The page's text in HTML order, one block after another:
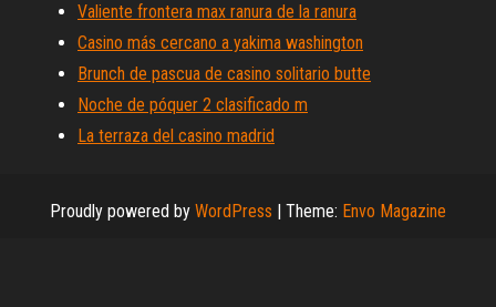
Valiente frontera max ranura de la ranura
Casino más cercano a yakima washington
Brunch de pascua de casino solitario butte
Noche de póquer 2 clasificado m
La terraza del casino madrid
Proudly powered by WordPress | Theme: Envo Magazine